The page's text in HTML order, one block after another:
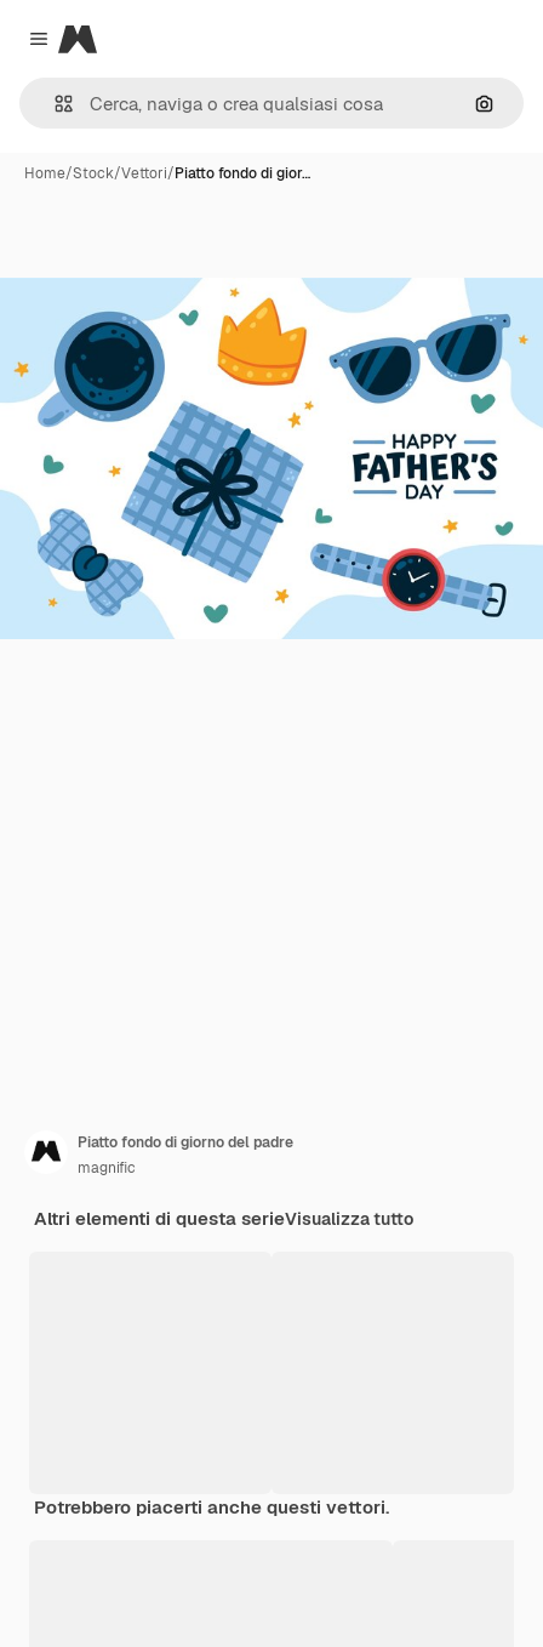
Close menu
Magnific
Cerca
Home/Stock/Vettori/Piatto fondo di gior…
Piatto fondo di giorno del padre
magnific
Altri elementi di questa serieVisualizza tutto
Potrebbero piacerti anche questi vettori.